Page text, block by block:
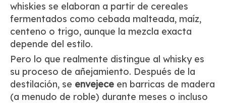
whiskies se elaboran a partir de cereales
fermentados como cebada malteada, maíz,
centeno o trigo, aunque la mezcla exacta
depende del estilo.
Pero lo que realmente distingue al whisky es
su proceso de añejamiento. Después de la
destilación, se envejece en barricas de madera
(a menudo de roble) durante meses o incluso